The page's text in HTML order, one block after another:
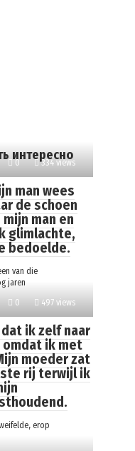
интересно
0 334 views
man wees
de schoen
man en
glimlachte,
bedoelde.
van die
jaren
0 497 views
ik zelf naar
ik met
moeder zat
rij terwijl ik
erop